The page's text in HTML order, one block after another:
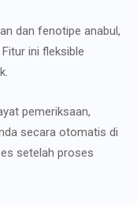
dan fenotipe anabul,
ini fleksible
pemeriksaan,
secara otomatis di
setelah proses